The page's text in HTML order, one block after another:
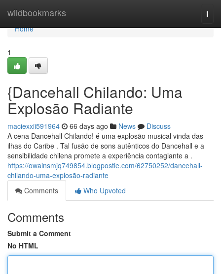
wildbookmarks
Home
Home
1
{Dancehall Chilando: Uma
Explosão Radiante
maciexxii591964 66 days ago News
Discuss
A cena Dancehall Chilando! é uma explosão musical vinda das
ilhas do Caribe . Tal fusão de sons autênticos do Dancehall e a
sensibilidade chilena promete a experiência contagiante a .
https://owainsmjq749854.blogpostie.com/62750252/dancehall-
chilando-uma-explosão-radiante
Comments
Who Upvoted
Comments
Submit a Comment
No HTML